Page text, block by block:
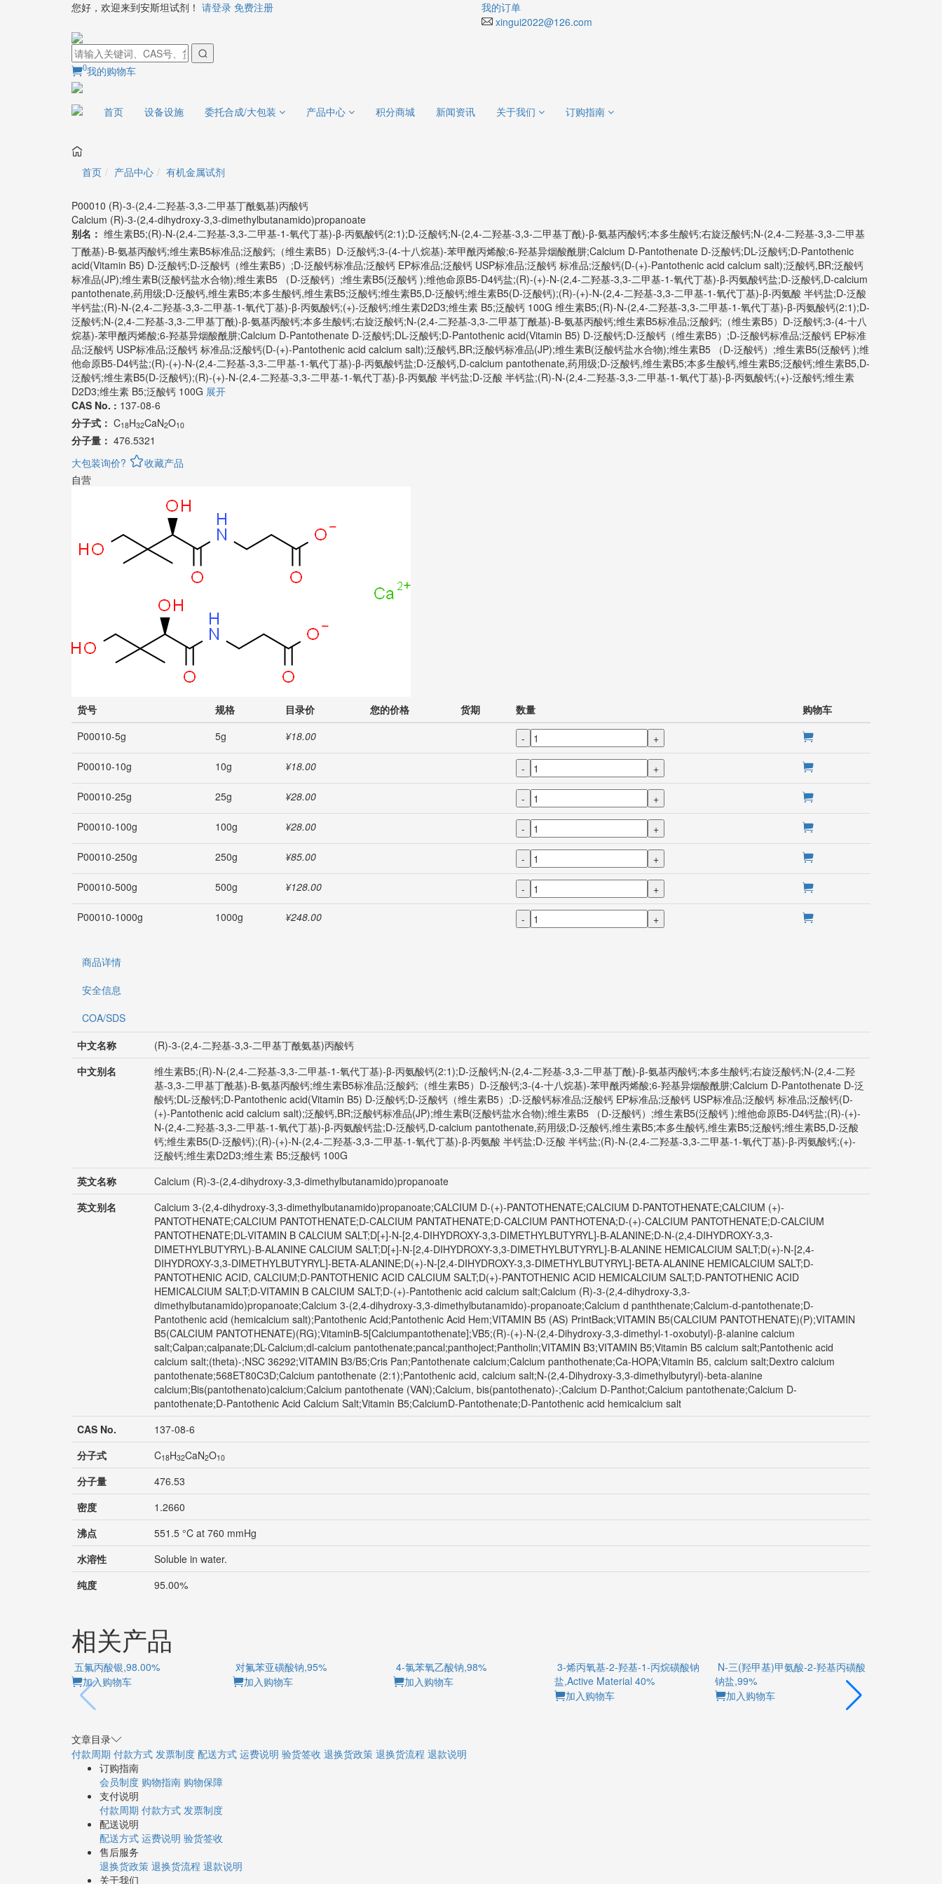
您好，欢迎来到安斯坦试剂！ 请登录 免费注册
我的订单
xingui2022@126.com
0我的购物车
首页 设备设施 委托合成/大包装 产品中心 积分商城 新闻资讯 关于我们 订购指南
首页 产品中心 有机金属试剂
P00010 (R)-3-(2,4-二羟基-3,3-二甲基丁酰氨基)丙酸钙
Calcium (R)-3-(2,4-dihydroxy-3,3-dimethylbutanamido)propanoate
别名： 维生素B5;(R)-N-(2,4-二羟基-3,3-二甲基-1-氧代丁基)-β-丙氨酸钙(2:1);D-泛酸钙;N-(2,4-二羟基-3,3-二甲基丁酰)-β-氨基丙酸钙;本多生酸钙;右旋泛酸钙;N-(2,4-二羟基-3,3-二甲基
丁酰基)-Β-氨基丙酸钙;维生素B5标准品;泛酸鈣;（维生素B5）D-泛酸钙;3-(4-十八烷基)-苯甲酰丙烯酸;6-羟基异烟酸酰肼;Calcium D-Pantothenate D-泛酸钙;DL-泛酸钙;D-Pantothenic
acid(Vitamin B5) D-泛酸钙;D-泛酸钙（维生素B5）;D-泛酸钙标准品;泛酸钙 EP标准品;泛酸钙 USP标准品;泛酸钙 标准品;泛酸钙(D-(+)-Pantothenic acid calcium salt);泛酸钙,BR;泛酸钙
标准品(JP);维生素B(泛酸钙盐水合物);维生素B5 （D-泛酸钙）;维生素B5(泛酸钙 );维他命原B5-D4钙盐;(R)-(+)-N-(2,4-二羟基-3,3-二甲基-1-氧代丁基)-β-丙氨酸钙盐;D-泛酸钙,D-calcium
pantothenate,药用级;D-泛酸钙,维生素B5;本多生酸钙,维生素B5;泛酸钙;维生素B5,D-泛酸钙;维生素B5(D-泛酸钙);(R)-(+)-N-(2,4-二羟基-3,3-二甲基-1-氧代丁基)-β-丙氨酸 半钙盐;D-泛酸
半钙盐;(R)-N-(2,4-二羟基-3,3-二甲基-1-氧代丁基)-β-丙氨酸钙;(+)-泛酸钙;维生素D2D3;维生素 B5;泛酸钙 100G 维生素B5;(R)-N-(2,4-二羟基-3,3-二甲基-1-氧代丁基)-β-丙氨酸钙(2:1);D-
泛酸钙;N-(2,4-二羟基-3,3-二甲基丁酰)-β-氨基丙酸钙;本多生酸钙;右旋泛酸钙;N-(2,4-二羟基-3,3-二甲基丁酰基)-Β-氨基丙酸钙;维生素B5标准品;泛酸鈣;（维生素B5）D-泛酸钙;3-(4-十八
烷基)-苯甲酰丙烯酸;6-羟基异烟酸酰肼;Calcium D-Pantothenate D-泛酸钙;DL-泛酸钙;D-Pantothenic acid(Vitamin B5) D-泛酸钙;D-泛酸钙（维生素B5）;D-泛酸钙标准品;泛酸钙 EP标准
品;泛酸钙 USP标准品;泛酸钙 标准品;泛酸钙(D-(+)-Pantothenic acid calcium salt);泛酸钙,BR;泛酸钙标准品(JP);维生素B(泛酸钙盐水合物);维生素B5 （D-泛酸钙）;维生素B5(泛酸钙 );维
他命原B5-D4钙盐;(R)-(+)-N-(2,4-二羟基-3,3-二甲基-1-氧代丁基)-β-丙氨酸钙盐;D-泛酸钙,D-calcium pantothenate,药用级;D-泛酸钙,维生素B5;本多生酸钙,维生素B5;泛酸钙;维生素B5,D-
泛酸钙;维生素B5(D-泛酸钙);(R)-(+)-N-(2,4-二羟基-3,3-二甲基-1-氧代丁基)-β-丙氨酸 半钙盐;D-泛酸 半钙盐;(R)-N-(2,4-二羟基-3,3-二甲基-1-氧代丁基)-β-丙氨酸钙;(+)-泛酸钙;维生素
D2D3;维生素 B5;泛酸钙 100G 展开
CAS No. : 137-08-6
分子式： C18H32CaN2O10
分子量： 476.5321
大包装询价?
收藏产品
自营
货号 规格 目录价 您的价格 货期 数量
购物车
P00010-5g
5g ¥18.00 -
+
P00010-10g
10g ¥18.00 -
+
P00010-25g
25g ¥28.00 -
+
P00010-100g
100g ¥28.00 -
+
P00010-250g
250g ¥85.00 -
+
P00010-500g
500g ¥128.00 -
+
P00010-1000g
1000g ¥248.00 - +
商品详情
安全信息
COA/SDS
中文名称
(R)-3-(2,4-二羟基-3,3-二甲基丁酰氨基)丙酸钙
中文别名
维生素B5;(R)-N-(2,4-二羟基-3,3-二甲基-1-氧代丁基)-β-丙氨酸钙(2:1);D-泛酸钙;N-(2,4-二羟基-3,3-二甲基丁酰)-β-氨基丙酸钙;本多生酸钙;右旋泛酸钙;N-(2,4-二羟
基-3,3-二甲基丁酰基)-Β-氨基丙酸钙;维生素B5标准品;泛酸鈣;（维生素B5）D-泛酸钙;3-(4-十八烷基)-苯甲酰丙烯酸;6-羟基异烟酸酰肼;Calcium D-Pantothenate D-泛
酸钙;DL-泛酸钙;D-Pantothenic acid(Vitamin B5) D-泛酸钙;D-泛酸钙（维生素B5）;D-泛酸钙标准品;泛酸钙 EP标准品;泛酸钙 USP标准品;泛酸钙 标准品;泛酸钙(D-
(+)-Pantothenic acid calcium salt);泛酸钙,BR;泛酸钙标准品(JP);维生素B(泛酸钙盐水合物);维生素B5 （D-泛酸钙）;维生素B5(泛酸钙 );维他命原B5-D4钙盐;(R)-(+)-
N-(2,4-二羟基-3,3-二甲基-1-氧代丁基)-β-丙氨酸钙盐;D-泛酸钙,D-calcium pantothenate,药用级;D-泛酸钙,维生素B5;本多生酸钙,维生素B5;泛酸钙;维生素B5,D-泛酸
钙;维生素B5(D-泛酸钙);(R)-(+)-N-(2,4-二羟基-3,3-二甲基-1-氧代丁基)-β-丙氨酸 半钙盐;D-泛酸 半钙盐;(R)-N-(2,4-二羟基-3,3-二甲基-1-氧代丁基)-β-丙氨酸钙;(+)-
泛酸钙;维生素D2D3;维生素 B5;泛酸钙 100G
英文名称
Calcium (R)-3-(2,4-dihydroxy-3,3-dimethylbutanamido)propanoate
英文别名
Calcium 3-(2,4-dihydroxy-3,3-dimethylbutanamido)propanoate;CALCIUM D-(+)-PANTOTHENATE;CALCIUM D-PANTOTHENATE;CALCIUM (+)-
PANTOTHENATE;CALCIUM PANTOTHENATE;D-CALCIUM PANTATHENATE;D-CALCIUM PANTHOTENA;D-(+)-CALCIUM PANTOTHENATE;D-CALCIUM
PANTOTHENATE;DL-VITAMIN B CALCIUM SALT;D[+]-N-[2,4-DIHYDROXY-3,3-DIMETHYLBUTYRYL]-B-ALANINE;D-N-(2,4-DIHYDROXY-3,3-
DIMETHYLBUTYRYL)-B-ALANINE CALCIUM SALT;D[+]-N-[2,4-DIHYDROXY-3,3-DIMETHYLBUTYRYL]-B-ALANINE HEMICALCIUM SALT;D(+)-N-[2,4-
DIHYDROXY-3,3-DIMETHYLBUTYRYL]-BETA-ALANINE;D(+)-N-[2,4-DIHYDROXY-3,3-DIMETHYLBUTYRYL]-BETA-ALANINE HEMICALCIUM SALT;D-
PANTOTHENIC ACID, CALCIUM;D-PANTOTHENIC ACID CALCIUM SALT;D(+)-PANTOTHENIC ACID HEMICALCIUM SALT;D-PANTOTHENIC ACID
HEMICALCIUM SALT;D-VITAMIN B CALCIUM SALT;D-(+)-Pantothenic acid calcium salt;Calcium (R)-3-(2,4-dihydroxy-3,3-
dimethylbutanamido)propanoate;Calcium 3-(2,4-dihydroxy-3,3-dimethylbutanamido)-propanoate;Calcium d panththenate;Calcium-d-pantothenate;D-
Pantothenic acid (hemicalcium salt);Pantothenic Acid;Pantothenic Acid Hem;VITAMIN B5 (AS) PrintBack;VITAMIN B5(CALCIUM PANTOTHENATE)(P);VITAMIN
B5(CALCIUM PANTOTHENATE)(RG);VitaminB-5[Calciumpantothenate];VB5;(R)-(+)-N-(2,4-Dihydroxy-3,3-dimethyl-1-oxobutyl)-β-alanine calcium
salt;Calpan;calpanate;DL-Calcium;dl-calcium pantothenate;pancal;panthoject;Pantholin;VITAMIN B3;VITAMIN B5;Vitamin B5 calcium salt;Pantothenic acid
calcium salt;(theta)-;NSC 36292;VITAMIN B3/B5;Cris Pan;Pantothenate calcium;Calcium panthothenate;Ca-HOPA;Vitamin B5, calcium salt;Dextro calcium
pantothenate;568ET80C3D;Calcium pantothenate (2:1);Pantothenic acid, calcium salt;N-(2,4-Dihydroxy-3,3-dimethylbutyryl)-beta-alanine
calcium;Bis(pantothenato)calcium;Calcium pantothenate (VAN);Calcium, bis(pantothenato)-;Calcium D-Panthot;Calcium pantothenate;Calcium D-
pantothenate;D-Pantothenic Acid Calcium Salt;Vitamin B5;CalciumD-Pantothenate;D-Pantothenic acid hemicalcium salt
CAS No.
137-08-6
分子式
C18H32CaN2O10
分子量
476.53
密度
1.2660
沸点
551.5 °C at 760 mmHg
水溶性
Soluble in water.
纯度
95.00%
相关产品
五氟丙酸银,98.00%
加入购物车
对氟苯亚磺酸钠,95%
加入购物车
4-氯苯氧乙酸钠,98%
加入购物车
3-烯丙氧基-2-羟基-1-丙烷磺酸钠
盐,Active Material 40%
加入购物车
N-三(羟甲基)甲氨酸-2-羟基丙磺酸
钠盐,99%
加入购物车
文章目录
付款周期 付款方式 发票制度 配送方式 运费说明 验货签收 退换货政策 退换货流程 退款说明
订购指南
会员制度 购物指南 购物保障
支付说明
付款周期 付款方式 发票制度
配送说明
配送方式 运费说明 验货签收
售后服务
退换货政策 退换货流程 退款说明
关于我们